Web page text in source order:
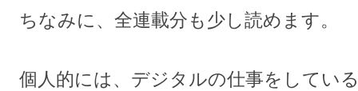
ちなみに、全連載分も少し読めます。
個人的には、デジタルの仕事をしてい